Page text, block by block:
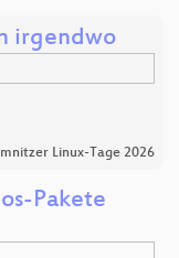
irgendwo
Linux-Tage 2026
Pakete